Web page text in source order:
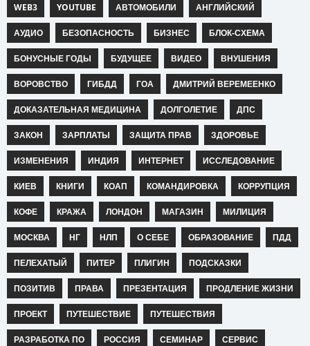
WEB3 YOUTUBE АВТОМОБИЛИ АНГЛИЙСКИЙ
АУДИО БЕЗОПАСНОСТЬ БИЗНЕС БЛОК-СХЕМА
БОНУСНЫЕ ГОДЫ БУДУЩЕЕ ВИДЕО ВНУШЕНИЯ
ВОРОВСТВО ГИБДД ГОА ДМИТРИЙ ВЕРЕМЕЕНКО
ДОКАЗАТЕЛЬНАЯ МЕДИЦИНА ДОЛГОЛЕТИЕ ДПС
ЗАКОН ЗАРПЛАТЫ ЗАЩИТА ПРАВ ЗДОРОВЬЕ
ИЗМЕНЕНИЯ ИНДИЯ ИНТЕРНЕТ ИССЛЕДОВАНИЕ
КИЕВ КНИГИ КОАП КОМАНДИРОВКА КОРРУПЦИЯ
КОФЕ КРАЖА ЛОНДОН МАГАЗИН МИЛИЦИЯ
МОСКВА НГ НЛП О СЕБЕ ОБРАЗОВАНИЕ ПДД
ПЕЛЕХАТЫЙ ПИТЕР ПЛИГИН ПОДСКАЗКИ
ПОЗИТИВ ПРАВА ПРЕЗЕНТАЦИЯ ПРОДЛЕНИЕ ЖИЗНИ
ПРОЕКТ ПУТЕШЕСТВИЕ ПУТЕШЕСТВИЯ
РАЗРАБОТКА ПО РОССИЯ СЕМИНАР СЕРВИС